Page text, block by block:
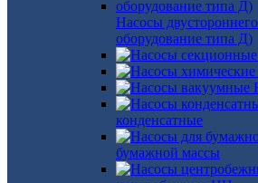
Насосы
оборудование типа Д)
конденсатные
бумажной массы